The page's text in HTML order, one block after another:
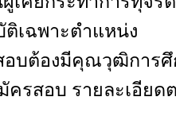
เฉพาะตำแหน่ง
อบต้องมีคุณวุฒิการ
ครสอบ รายละเอีย